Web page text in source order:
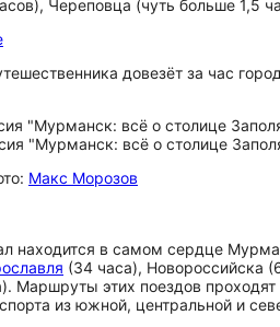
Череповца (чуть больше 1,5
довезёт за час
Макс Морозов
находится в самом сердце
(34 часа), Новороссийска
Маршруты этих поездов
из южной, центральной и